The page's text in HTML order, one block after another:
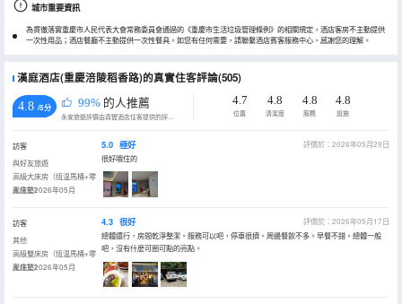
城市重要資訊
為貫徹落實重慶市人民代表大會常務委員會通過的《重慶市生活垃圾管理條例》的相關規定，酒店客房不主動提供
一次性用品；酒店餐廳不主動提供一次性餐具。如您有任何需要，請聯繫酒店賓客服務中心，感謝您的理解。
漢庭酒店(重慶涪陵稻香路)的真實住客評論(505)
4.8 /5分 99% 的人推薦
永安旅遊評價由真實酒店住客提供的評價。
4.7
位置
4.8
清潔度
4.8
服務
4.8
設施
訪客
與好友旅遊
高級大床房（恆温馬桶+零
壓床墊）
入住於2026年05月
5.0 極好
評價於：2026年05月29日
很好哦住的
訪客
其他
高級雙床房（恆温馬桶+零
壓床墊）
入住於2026年05月
4.3 很好
評價於：2026年05月17日
總體還行，房間乾淨整潔。服務可以吧，停車很擠。周邊餐飲不多。早餐不錯。總體一般
吧，沒有什麼可圈可點的亮點。